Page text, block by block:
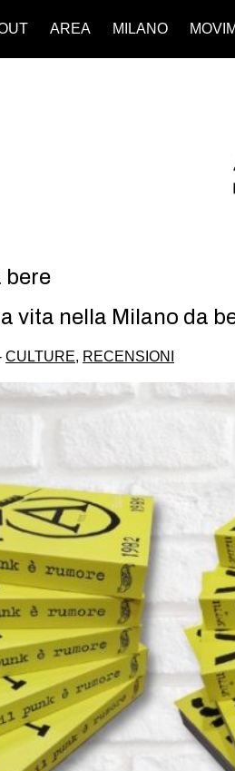
AREA MILANO
bere
vita nella Milano da
CULTURE, RECENSIONI